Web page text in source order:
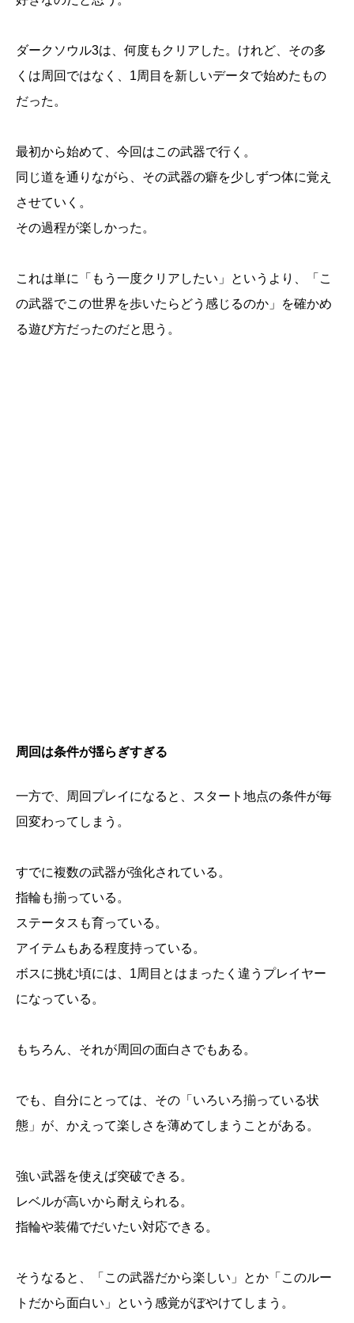
ダークソウル3は、何度もクリアした。けれど、その多
くは周回ではなく、1周目を新しいデータで始めたもの
だった。
最初から始めて、今回はこの武器で行く。
同じ道を通りながら、その武器の癖を少しずつ体に覚え
させていく。
その過程が楽しかった。
これは単に「もう一度クリアしたい」というより、「こ
の武器でこの世界を歩いたらどう感じるのか」を確かめ
る遊び方だったのだと思う。
周回は条件が揺らぎすぎる
一方で、周回プレイになると、スタート地点の条件が毎
回変わってしまう。
すでに複数の武器が強化されている。
指輪も揃っている。
ステータスも育っている。
アイテムもある程度持っている。
ボスに挑む頃には、1周目とはまったく違うプレイヤー
になっている。
もちろん、それが周回の面白さでもある。
でも、自分にとっては、その「いろいろ揃っている状
態」が、かえって楽しさを薄めてしまうことがある。
強い武器を使えば突破できる。
レベルが高いから耐えられる。
指輪や装備でだいたい対応できる。
そうなると、「この武器だから楽しい」とか「このルー
トだから面白い」という感覚がぼやけてしまう。